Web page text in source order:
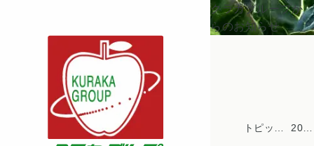
クラカグループか
らのお知らせ
トピックス一覧 2017年